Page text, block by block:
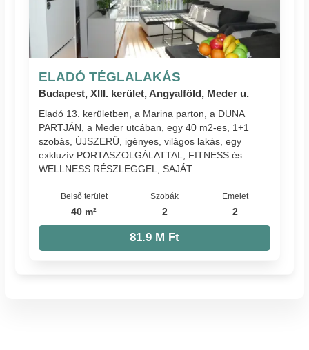
ELADÓ TÉGLALAKÁS
Budapest, XIII. kerület, Angyalföld, Meder u.
Eladó 13. kerületben, a Marina parton, a DUNA
PARTJÁN, a Meder utcában, egy 40 m2-es, 1+1
szobás, ÚJSZERŰ, igényes, világos lakás, egy
exkluzív PORTASZOLGÁLATTAL, FITNESS és
WELLNESS RÉSZLEGGEL, SAJÁT...
Belső terület
40 m²
Szobák
2
Emelet
2
81.9 M Ft